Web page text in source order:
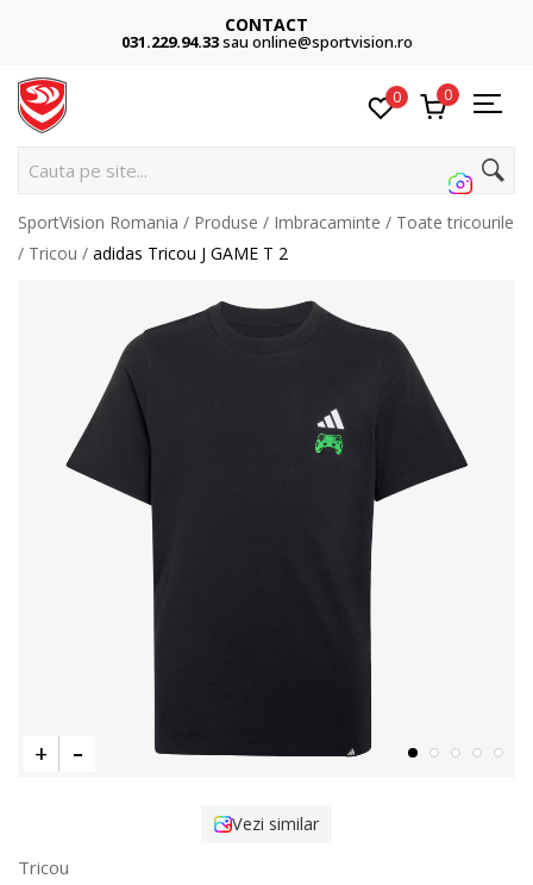
CONTACT
031.229.94.33sau online@sportvision.ro
0 0
Caut
SportVision Romania Produse Imbracaminte
Toate tricourile
Tricou
adidas Tricou J GAME T 2
Vezi similar
Tricou